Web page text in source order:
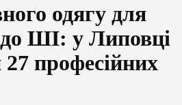
одягу для
до ШІ: у Липовці
професійних